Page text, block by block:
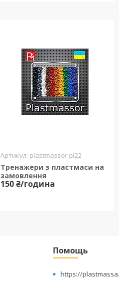
plastmassor pl22
Тренажери з пластмаси на
замовлення
150 ₴/година
Помощь
https://